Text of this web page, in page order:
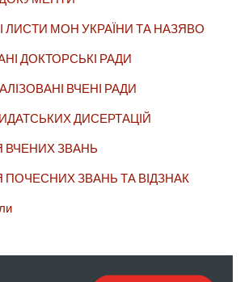
ЛИСТИ МОН УКРАЇНИ ТА НАЗЯВО
ДОКТОРСЬКІ РАДИ
ВЧЕНІ РАДИ
ДИСЕРТАЦІЙ
ЗВАНЬ
ЗВАНЬ ТА ВІДЗНАК